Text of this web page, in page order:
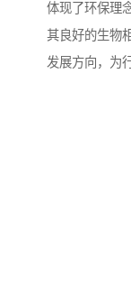
体现了环保理念
其良好的生物
发展方向，为